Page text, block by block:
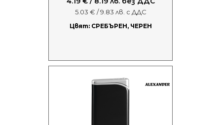
5.03 € / 9.83 лв. с ДДС
Цвят: СРЕБЪРЕН, ЧЕРЕН